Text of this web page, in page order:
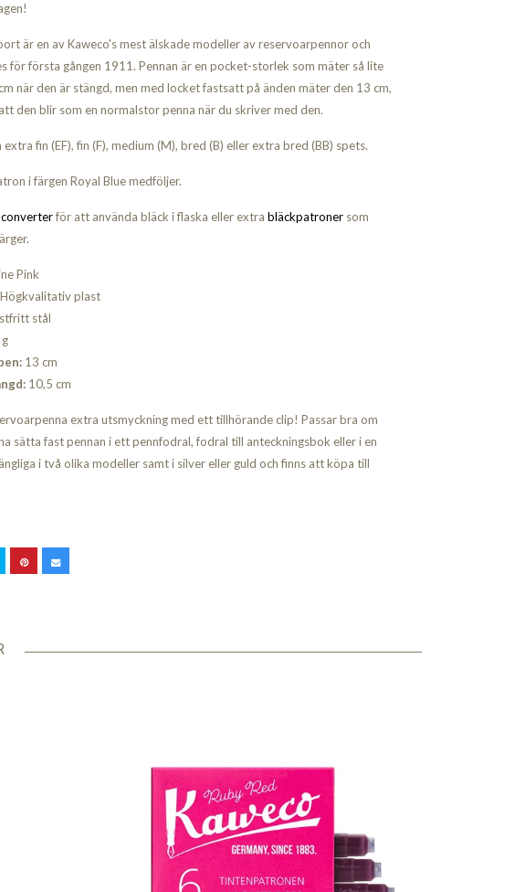
är en av Kaweco's mest älskade modeller av reservoarpennor och
för första gången 1911. Pennan är en pocket-storlek som mäter så lite
när den är stängd, men med locket fastsatt på änden mäter den 13 cm,
den blir som en normalstor penna när du skriver med den.
extra fin (EF), fin (F), medium (M), bred (B) eller extra bred (BB) spets.
i färgen Royal Blue medföljer.
converterför att använda bläck i flaska eller extra bläckpatroner som
Pink
Högkvalitativ plast
stål
13 cm
10,5 cm
extra utsmyckning med ett tillhörande clip! Passar bra om
sätta fast pennan i ett pennfodral, fodral till anteckningsbok eller i en
i två olika modeller samt i silver eller guld och finns att köpa till